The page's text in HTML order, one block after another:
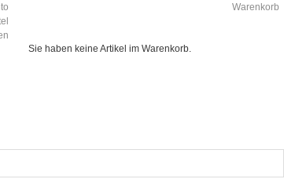
Warenkorb
Sie haben keine Artikel im Warenkorb.